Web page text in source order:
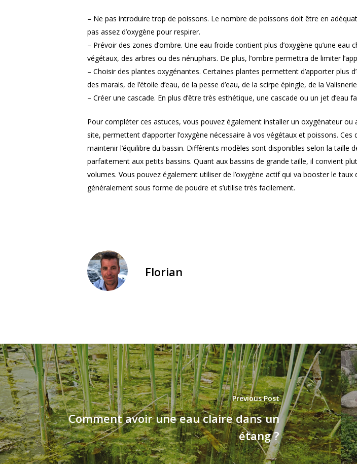
– Ne pas introduire trop de poissons. Le nombre de poissons doit être en
pas assez d’oxygène pour respirer.
– Prévoir des zones d’ombre. Une eau froide contient plus d’oxygène qu’une
végétaux, des arbres ou des nénuphars. De plus, l’ombre permettra de limiter
– Choisir des plantes oxygénantes. Certaines plantes permettent d’apporter plus
des marais, de l’étoile d’eau, de la pesse d’eau, de la scirpe épingle, de la
– Créer une cascade. En plus d’être très esthétique, une cascade ou un jet d’eau
Pour compléter ces astuces, vous pouvez également installer un oxygénateur
site, permettent d’apporter l’oxygène nécessaire à vos végétaux et poissons.
maintenir l’équilibre du bassin. Différents modèles sont disponibles selon la
parfaitement aux petits bassins. Quant aux bassins de grande taille, il convient
volumes. Vous pouvez également utiliser de l’oxygène actif qui va booster le taux
généralement sous forme de poudre et s’utilise très facilement.
Florian
Previous Post
Comment avoir une eau claire dans un
étang ?